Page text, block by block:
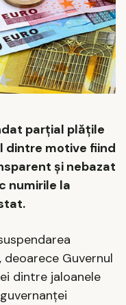
parțial plățile
dintre motive fiind
și nebazat
numirile la
Guvernul
dintre jaloanele